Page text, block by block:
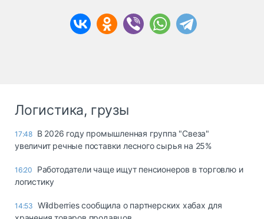
Логистика, грузы
17:48 В 2026 году промышленная группа "Свеза"
увеличит речные поставки лесного сырья на 25%
16:20
Работодатели чаще ищут пенсионеров в торговлю и
логистику
14:53 Wildberries сообщила о партнерских хабах для